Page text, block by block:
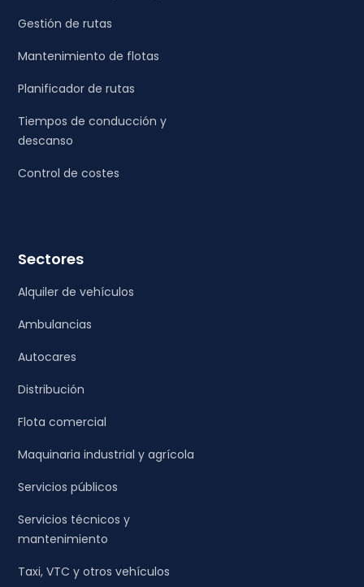
Gestión de rutas
Mantenimiento de flotas
Planificador de rutas
Tiempos de conducción y
descanso
Control de costes
Sectores
Alquiler de vehículos
Ambulancias
Autocares
Distribución
Flota comercial
Maquinaria industrial y agrícola
Servicios públicos
Servicios técnicos y
mantenimiento
Taxi, VTC y otros vehículos